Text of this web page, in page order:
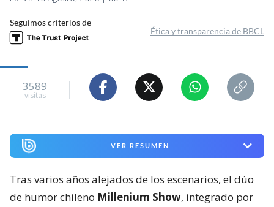
Seguimos criterios de
Ética y transparencia de BBCL
3589
visitas
VER RESUMEN
Tras varios años alejados de los escenarios, el dúo
de humor chileno Millenium Show, integrado por